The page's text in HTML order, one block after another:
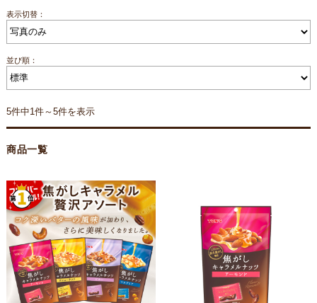
表示切替：
並び順：
5件中1件～5件を表示
商品一覧